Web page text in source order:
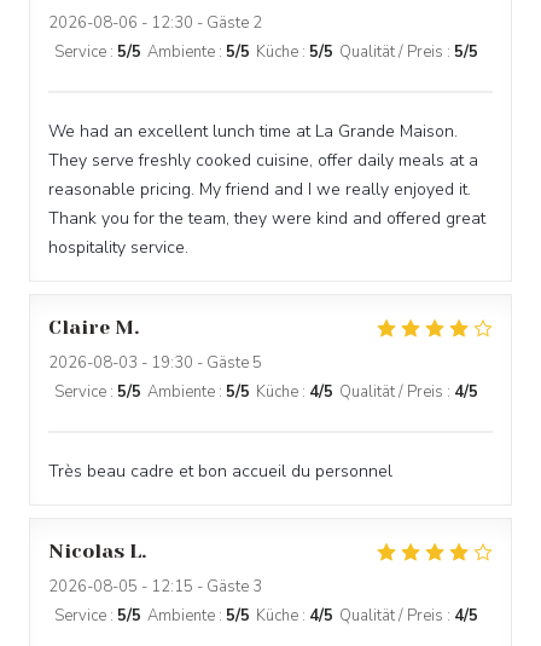
2026-08-06 - 12:30 - Gäste 2
Service : 5/5 Ambiente : 5/5 Küche : 5/5 Qualität / Preis : 5/5
We had an excellent lunch time at La Grande Maison.
They serve freshly cooked cuisine, offer daily meals at a
reasonable pricing. My friend and I we really enjoyed it.
Thank you for the team, they were kind and offered great
hospitality service.
Claire M
2026-08-03 - 19:30 - Gäste 5
Service : 5/5 Ambiente : 5/5 Küche : 4/5 Qualität / Preis : 4/5
Très beau cadre et bon accueil du personnel
Nicolas L
2026-08-05 - 12:15 - Gäste 3
Service : 5/5 Ambiente : 5/5 Küche : 4/5 Qualität / Preis : 4/5